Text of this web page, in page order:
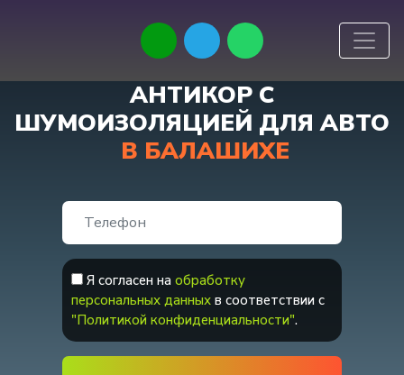
АНТИКОР С
ШУМОИЗОЛЯЦИЕЙ ДЛЯ АВТО
В БАЛАШИХЕ
Я согласен на обработку
персональных данных в соответствии с
"Политикой конфиденциальности".